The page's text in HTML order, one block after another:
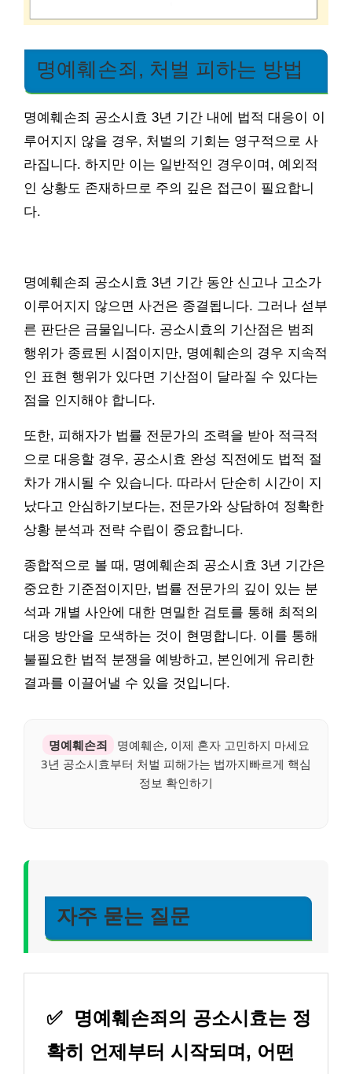
명예훼손죄, 처벌 피하는 방법
명예훼손죄 공소시효 3년 기간 내에 법적 대응이 이
루어지지 않을 경우, 처벌의 기회는 영구적으로 사
라집니다. 하지만 이는 일반적인 경우이며, 예외적
인 상황도 존재하므로 주의 깊은 접근이 필요합니
다.
명예훼손죄 공소시효 3년 기간 동안 신고나 고소가
이루어지지 않으면 사건은 종결됩니다. 그러나 섣부
른 판단은 금물입니다. 공소시효의 기산점은 범죄
행위가 종료된 시점이지만, 명예훼손의 경우 지속적
인 표현 행위가 있다면 기산점이 달라질 수 있다는
점을 인지해야 합니다.
또한, 피해자가 법률 전문가의 조력을 받아 적극적
으로 대응할 경우, 공소시효 완성 직전에도 법적 절
차가 개시될 수 있습니다. 따라서 단순히 시간이 지
났다고 안심하기보다는, 전문가와 상담하여 정확한
상황 분석과 전략 수립이 중요합니다.
종합적으로 볼 때, 명예훼손죄 공소시효 3년 기간은
중요한 기준점이지만, 법률 전문가의 깊이 있는 분
석과 개별 사안에 대한 면밀한 검토를 통해 최적의
대응 방안을 모색하는 것이 현명합니다. 이를 통해
불필요한 법적 분쟁을 예방하고, 본인에게 유리한
결과를 이끌어낼 수 있을 것입니다.
명예훼손죄
명예훼손, 이제 혼자 고민하지 마세요
3년 공소시효부터 처벌 피해가는 법까지빠르게 핵심
정보 확인하기
자주 묻는 질문
✅
명예훼손죄의 공소시효는 정
확히 언제부터 시작되며, 어떤